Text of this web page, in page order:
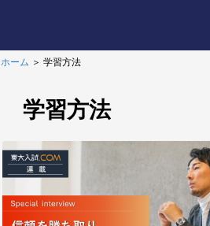
ホーム ＞ 学習方法
学習方法